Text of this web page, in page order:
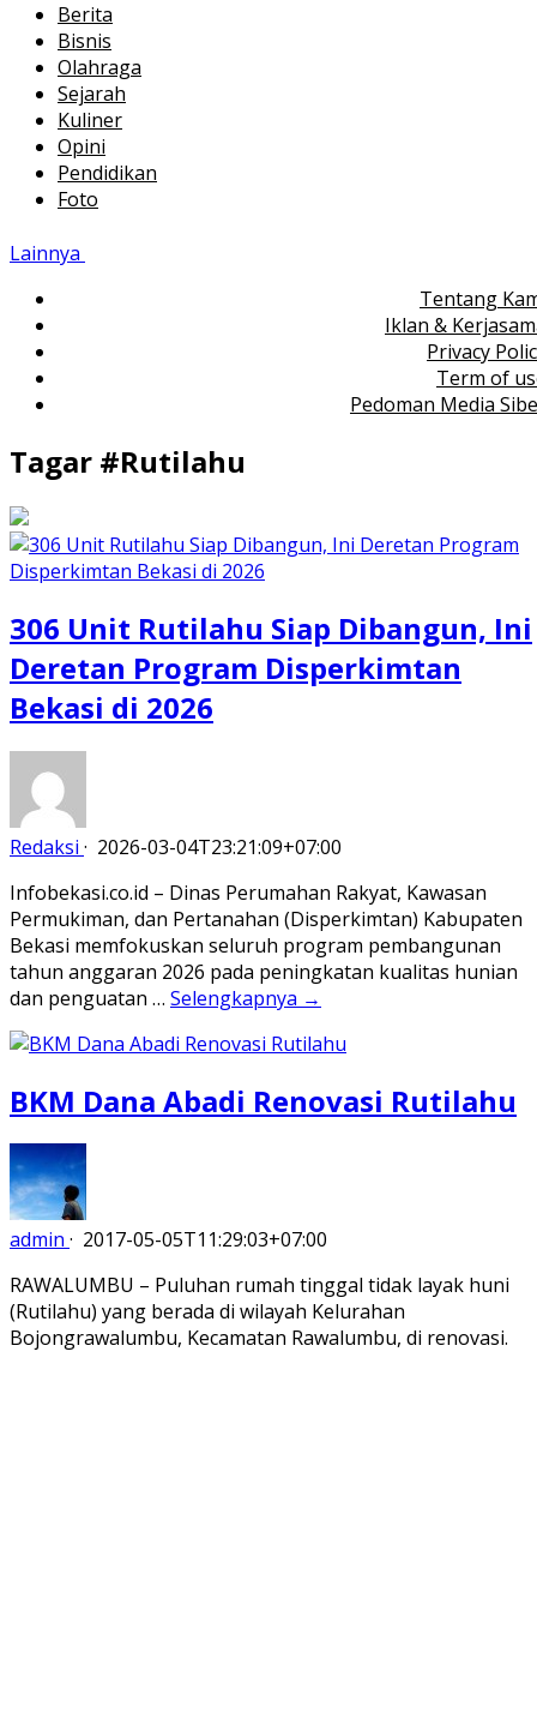
Berita
Bisnis
Olahraga
Sejarah
Kuliner
Opini
Pendidikan
Foto
Lainnya
Tentang
Iklan &
Privacy
Term of
Pedoman Media
Tagar #Rutilahu
306 Unit Rutilahu Siap Dibangun, Ini
Deretan Program Disperkimtan
Bekasi di 2026
Redaksi · 2026-03-04T23:21:09+07:00
Infobekasi.co.id – Dinas Perumahan Rakyat, Kawasan
Permukiman, dan Pertanahan (Disperkimtan) Kabupaten
Bekasi memfokuskan seluruh program pembangunan
tahun anggaran 2026 pada peningkatan kualitas hunian
dan penguatan … Selengkapnya →
BKM Dana Abadi Renovasi Rutilahu
admin · 2017-05-05T11:29:03+07:00
RAWALUMBU – Puluhan rumah tinggal tidak layak huni
(Rutilahu) yang berada di wilayah Kelurahan
Bojongrawalumbu, Kecamatan Rawalumbu, di renovasi.